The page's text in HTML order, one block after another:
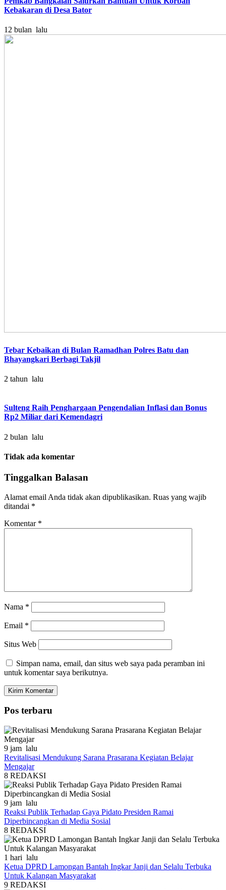
Kebakaran di Desa Bator
12 bulan lalu
Tebar Kebaikan di Bulan Ramadhan Polres Batu dan
Bhayangkari Berbagi Takjil
2 tahun lalu
Sulteng Raih Penghargaan Pengendalian Inflasi dan Bonus
Rp2 Miliar dari Kemendagri
2 bulan lalu
Tidak ada komentar
Tinggalkan Balasan
Alamat email Anda tidak akan dipublikasikan. Ruas yang wajib
ditandai *
Komentar *
Nama *
Email *
Situs Web
Simpan nama, email, dan situs web saya pada peramban ini
untuk komentar saya berikutnya.
Pos terbaru
9 jam lalu
Revitalisasi Mendukung Sarana Prasarana Kegiatan Belajar
Mengajar
8 REDAKSI
9 jam lalu
Reaksi Publik Terhadap Gaya Pidato Presiden Ramai
Diperbincangkan di Media Sosial
8 REDAKSI
1 hari lalu
Ketua DPRD Lamongan Bantah Ingkar Janji dan Selalu Terbuka
Untuk Kalangan Masyarakat
9 REDAKSI